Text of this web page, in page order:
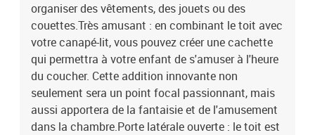
organiser des vêtements, des jouets ou des
couettes.Très amusant : en combinant le toit avec
votre canapé-lit, vous pouvez créer une cachette
qui permettra à votre enfant de s'amuser à l'heure
du coucher. Cette addition innovante non
seulement sera un point focal passionnant, mais
aussi apportera de la fantaisie et de l'amusement
dans la chambre.Porte latérale ouverte : le toit est